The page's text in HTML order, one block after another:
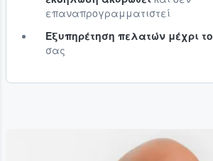
επαναπρογραμματιστεί
Εξυπηρέτηση πελατών μέχρι το
σας